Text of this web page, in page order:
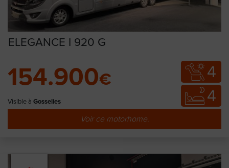
ELEGANCE I 920 G
154.900€
Visible à Gosselies
4
4
Voir ce motorhome.